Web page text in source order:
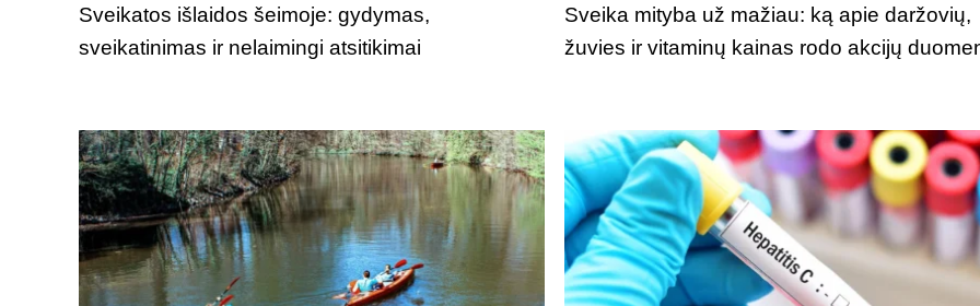
Sveikatos išlaidos šeimoje: gydymas,
sveikatinimas ir nelaimingi atsitikimai
Sveika mityba už mažiau: ką apie daržovių,
žuvies ir vitaminų kainas rodo akcijų